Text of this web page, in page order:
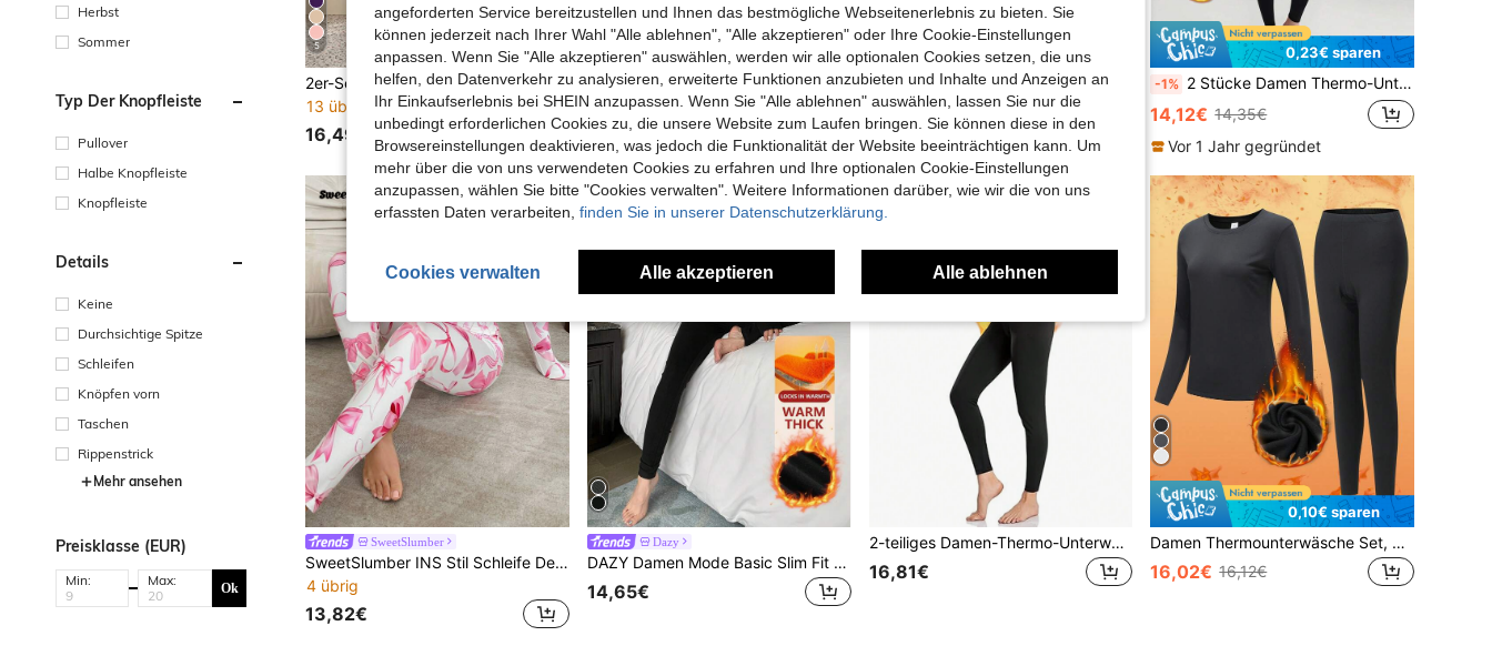
Herbst
Sommer
Typ Der Knopfleiste
Pullover
Halbe Knopfleiste
Knopfleiste
Details
Keine
Durchsichtige Spitze
Schleifen
Knöpfen vorn
Taschen
Rippenstrick
Mehr ansehen
Preisklasse (EUR)
Min: Max: Ok
5
2er-Set Thermo-Unterwäsche-Set für Damen, Oberteil und Hose, warme Leggings, lange Unterhosen, lange Ärmel, Basisschicht, Winter, wärmender Pyjama, ultraweich
13 übrig
16,49€
Damen Einfarbiges minimalistisches tägliches Pyjama-Set mit Spitzenkragen und langem Ärmel
1 übrig
16,79€
17,49€
0,23€ sparen
-1% 2 Stücke Damen Thermo-Unterwäsche Set, Rundhals-Top + Hose, eng anliegende Basis-Schicht für Herbst/Winter
14,12€ 14,35€
Vor 1 Jahr gegründet
SweetSlumber
SweetSlumber INS Stil Schleife Dekor Niedliches Damen Set, Herbst / Winter
4 übrig
13,82€
Dazy
DAZY Damen Mode Basic Slim Fit Thermo-Unterwäsche Set Herbst, Winter Pyjama
14,65€
2-teiliges Damen-Thermo-Unterwäsche-Set aus Samt in Schwarz mit Rundhalsausschnitt, kälteschützende Hauspyjamas für Herbst/Winter, geeignet für extreme Kälte und Outdoor-Sport, wärmespeichernd, körpernahe Temperaturkontrolle, hoher Heimkomfort, elastischer Stoff, als Herbst-/Wintergeschenk geeignet
16,81€
0,10€ sparen
Damen Thermounterwäsche Set, minimalistisches schwarzes Langarm-Top mit Rundhalsausschnitt + Hose | Thermisch gefüttert, super Wärmespeicherung, atmungsaktiv, schmale Passform | Geeignet für Lässig zu Hause, Stadtpendeln, Skifahren, Wandern und Klettern | Antistatisch, Schnelltrocknungstechnologie | Essentielles Winterartikel für Herbst, Winter, Weihnachten und verschiedene Feiertage
16,02€ 16,12€
angeforderten Service bereitzustellen und Ihnen das bestmögliche Webseitenerlebnis zu bieten. Sie
können jederzeit nach Ihrer Wahl "Alle ablehnen", "Alle akzeptieren" oder Ihre Cookie-Einstellungen
anpassen. Wenn Sie "Alle akzeptieren" auswählen, werden wir alle optionalen Cookies setzen, die uns
helfen, den Datenverkehr zu analysieren, erweiterte Funktionen anzubieten und Inhalte und Anzeigen an
Ihr Einkaufserlebnis bei SHEIN anzupassen. Wenn Sie "Alle ablehnen" auswählen, lassen Sie nur die
unbedingt erforderlichen Cookies zu, die unsere Website zum Laufen bringen. Sie können diese in den
Browsereinstellungen deaktivieren, was jedoch die Funktionalität der Website beeinträchtigen kann. Um
mehr über die von uns verwendeten Cookies zu erfahren und Ihre optionalen Cookie-Einstellungen
anzupassen, wählen Sie bitte "Cookies verwalten". Weitere Informationen darüber, wie wir die von uns
erfassten Daten verarbeiten, finden Sie in unserer Datenschutzerklärung.
Cookies verwalten Alle akzeptieren Alle ablehnen